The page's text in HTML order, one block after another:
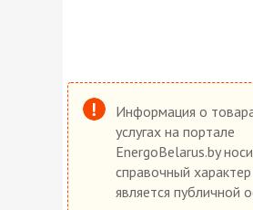
Информация о
услугах на портале
EnergoBelarus.by
справочный
является публичной